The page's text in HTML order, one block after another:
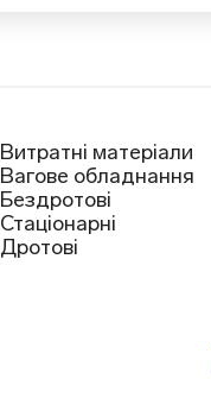
Витратні матеріали
Вагове обладнання
Бездротові
Стаціонарні
Дротові